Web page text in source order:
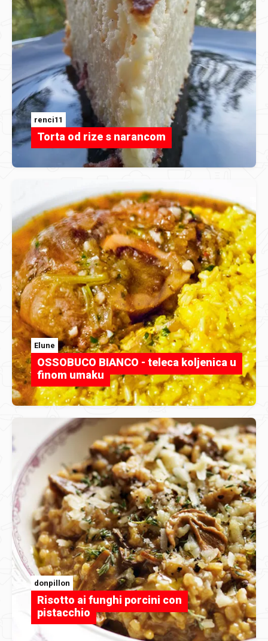
renci11
Torta od rize s narancom
Elune
OSSOBUCO BIANCO - teleca koljenica u
finom umaku
donpillon
Risotto ai funghi porcini con
pistacchio